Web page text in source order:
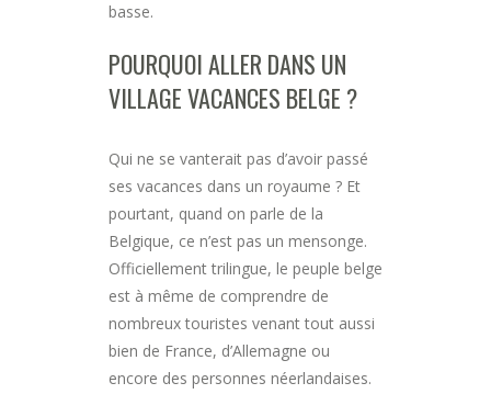
basse.
POURQUOI ALLER DANS UN
VILLAGE VACANCES BELGE ?
Qui ne se vanterait pas d’avoir passé
ses vacances dans un royaume ? Et
pourtant, quand on parle de la
Belgique, ce n’est pas un mensonge.
Officiellement trilingue, le peuple belge
est à même de comprendre de
nombreux touristes venant tout aussi
bien de France, d’Allemagne ou
encore des personnes néerlandaises.